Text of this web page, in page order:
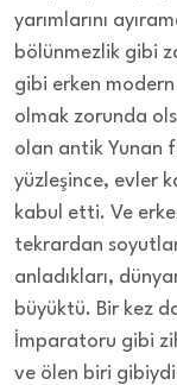
yarımlarını
bölünmezlik gibi
gibi erken
olmak zorunda
olan antik Yunan
yüzleşince, evler
kabul etti. Ve
tekrardan
anladıkları,
büyüktü. Bir kez
İmparatoru gibi
ve ölen biri